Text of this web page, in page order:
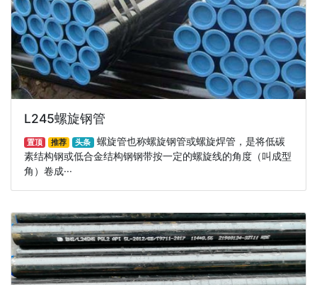
L245螺旋钢管
置顶 推荐 头条 螺旋管也称螺旋钢管或螺旋焊管，是将低碳
素结构钢或低合金结构钢钢带按一定的螺旋线的角度（叫成型
角）卷成···